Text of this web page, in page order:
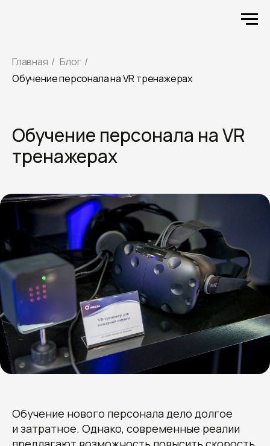
Главная / Блог /
Обучение персонала на VR тренажерах
Обучение персонала на VR
тренажерах
Обучение нового персонала дело долгое
и затратное. Однако, современные реалии